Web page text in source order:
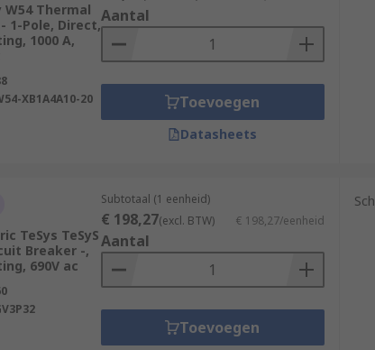
of vehicles, including cars, vans, buses, and
Thermal
1-Pole, Direct,
1000 A,
XB1A4A10-20
Aantal
Toevoegen
Datasheets
TeSys TeSyS
Breaker -,
690V ac
Subtotaal (1 eenheid)
€ 198,27(excl. BTW) € 198,27/eenheid
Aantal
Toevoegen